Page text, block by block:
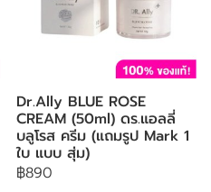
Dr.Ally BLUE ROSE
CREAM (50ml) ดร.แอลลี่
บลูโรส ครีม (แถมรูป Mark 1
ใบ แบบ สุ่ม)
฿890